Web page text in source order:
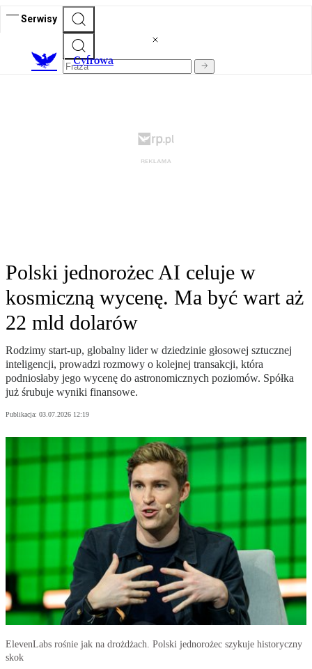
Serwisy
Cyfrowa
Polski jednorożec AI celuje w
kosmiczną wycenę. Ma być wart aż
22 mld dolarów
Rodzimy start-up, globalny lider w dziedzinie głosowej sztucznej
inteligencji, prowadzi rozmowy o kolejnej transakcji, która
podniosłaby jego wycenę do astronomicznych poziomów. Spółka
już śrubuje wyniki finansowe.
Publikacja: 03.07.2026 12:19
ElevenLabs rośnie jak na drożdżach. Polski jednorożec szykuje historyczny
skok